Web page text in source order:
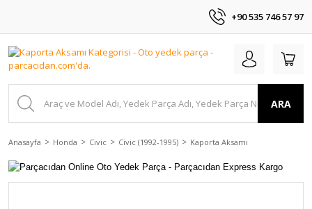
+90 535 746 57 97
ARA
Anasayfa Honda Civic Civic (1992-1995) Kaporta Aksamı